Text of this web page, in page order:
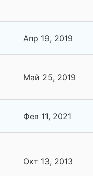
Апр 19, 2019
Май 25, 2019
Фев 11, 2021
Окт 13, 2013